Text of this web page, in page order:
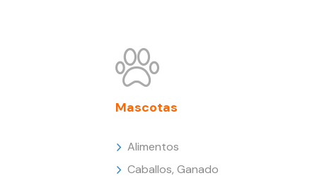
Mascotas
Alimentos
Caballos, Ganado